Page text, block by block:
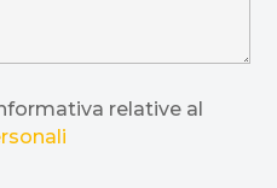
relative al